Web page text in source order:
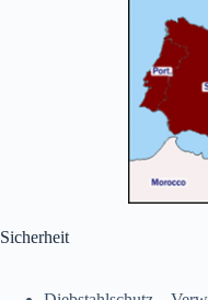
Sicherheit